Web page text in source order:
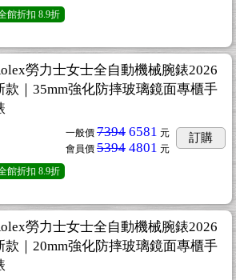
館折扣 8.9折
勞力士女士全自動機械腕錶2026
款｜35mm強化防摔玻璃鏡面專櫃手
一般價 7394 6581 元
會員價 5394 4801 元
訂購
館折扣 8.9折
勞力士女士全自動機械腕錶2026
款｜20mm強化防摔玻璃鏡面專櫃手